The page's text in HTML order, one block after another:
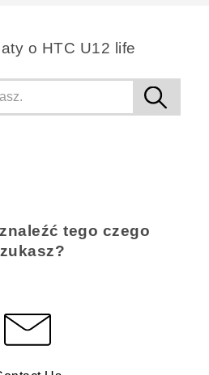
o HTC U12 life
tego czego